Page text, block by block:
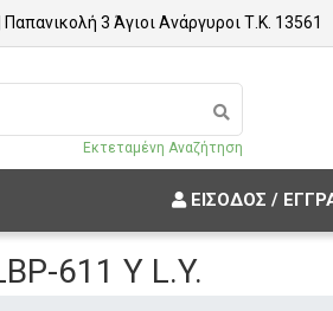
Παπανικολή 3 Άγιοι Ανάργυροι Τ.Κ. 13561
Εκτεταμένη Αναζήτηση
ΕΊΣΟΔΟΣ /
611 Υ L.Y.